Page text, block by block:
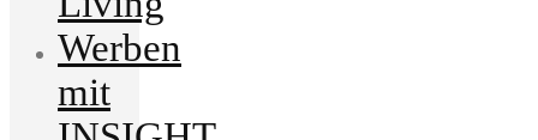
Werben
mit